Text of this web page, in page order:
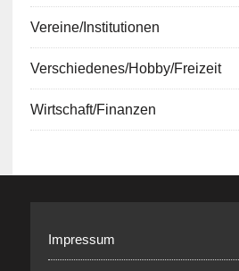
Vereine/Institutionen
Verschiedenes/Hobby/Freizeit
Wirtschaft/Finanzen
Impressum